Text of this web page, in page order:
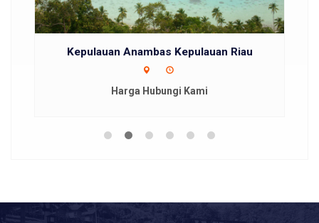
Kepulauan Anambas Kepulauan Riau
Harga Hubungi Kami